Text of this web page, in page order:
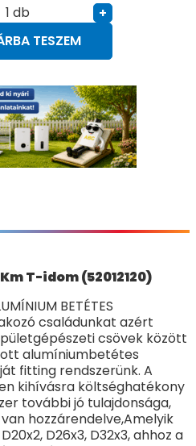
db
+
TESZEM
T-idom (52012120)
BETÉTES
családunkat azért
csövek között
alumíniumbetétes
fitting rendszerünk. A
kihívásra költséghatékony
további jó tulajdonsága,
hozzárendelve,Amelyik
D26x3, D32x3, ahhoz a